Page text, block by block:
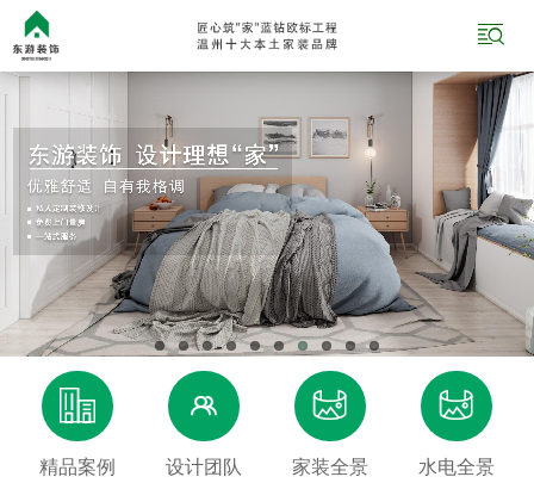


精品案例

设计团队

家装全景

水电全景